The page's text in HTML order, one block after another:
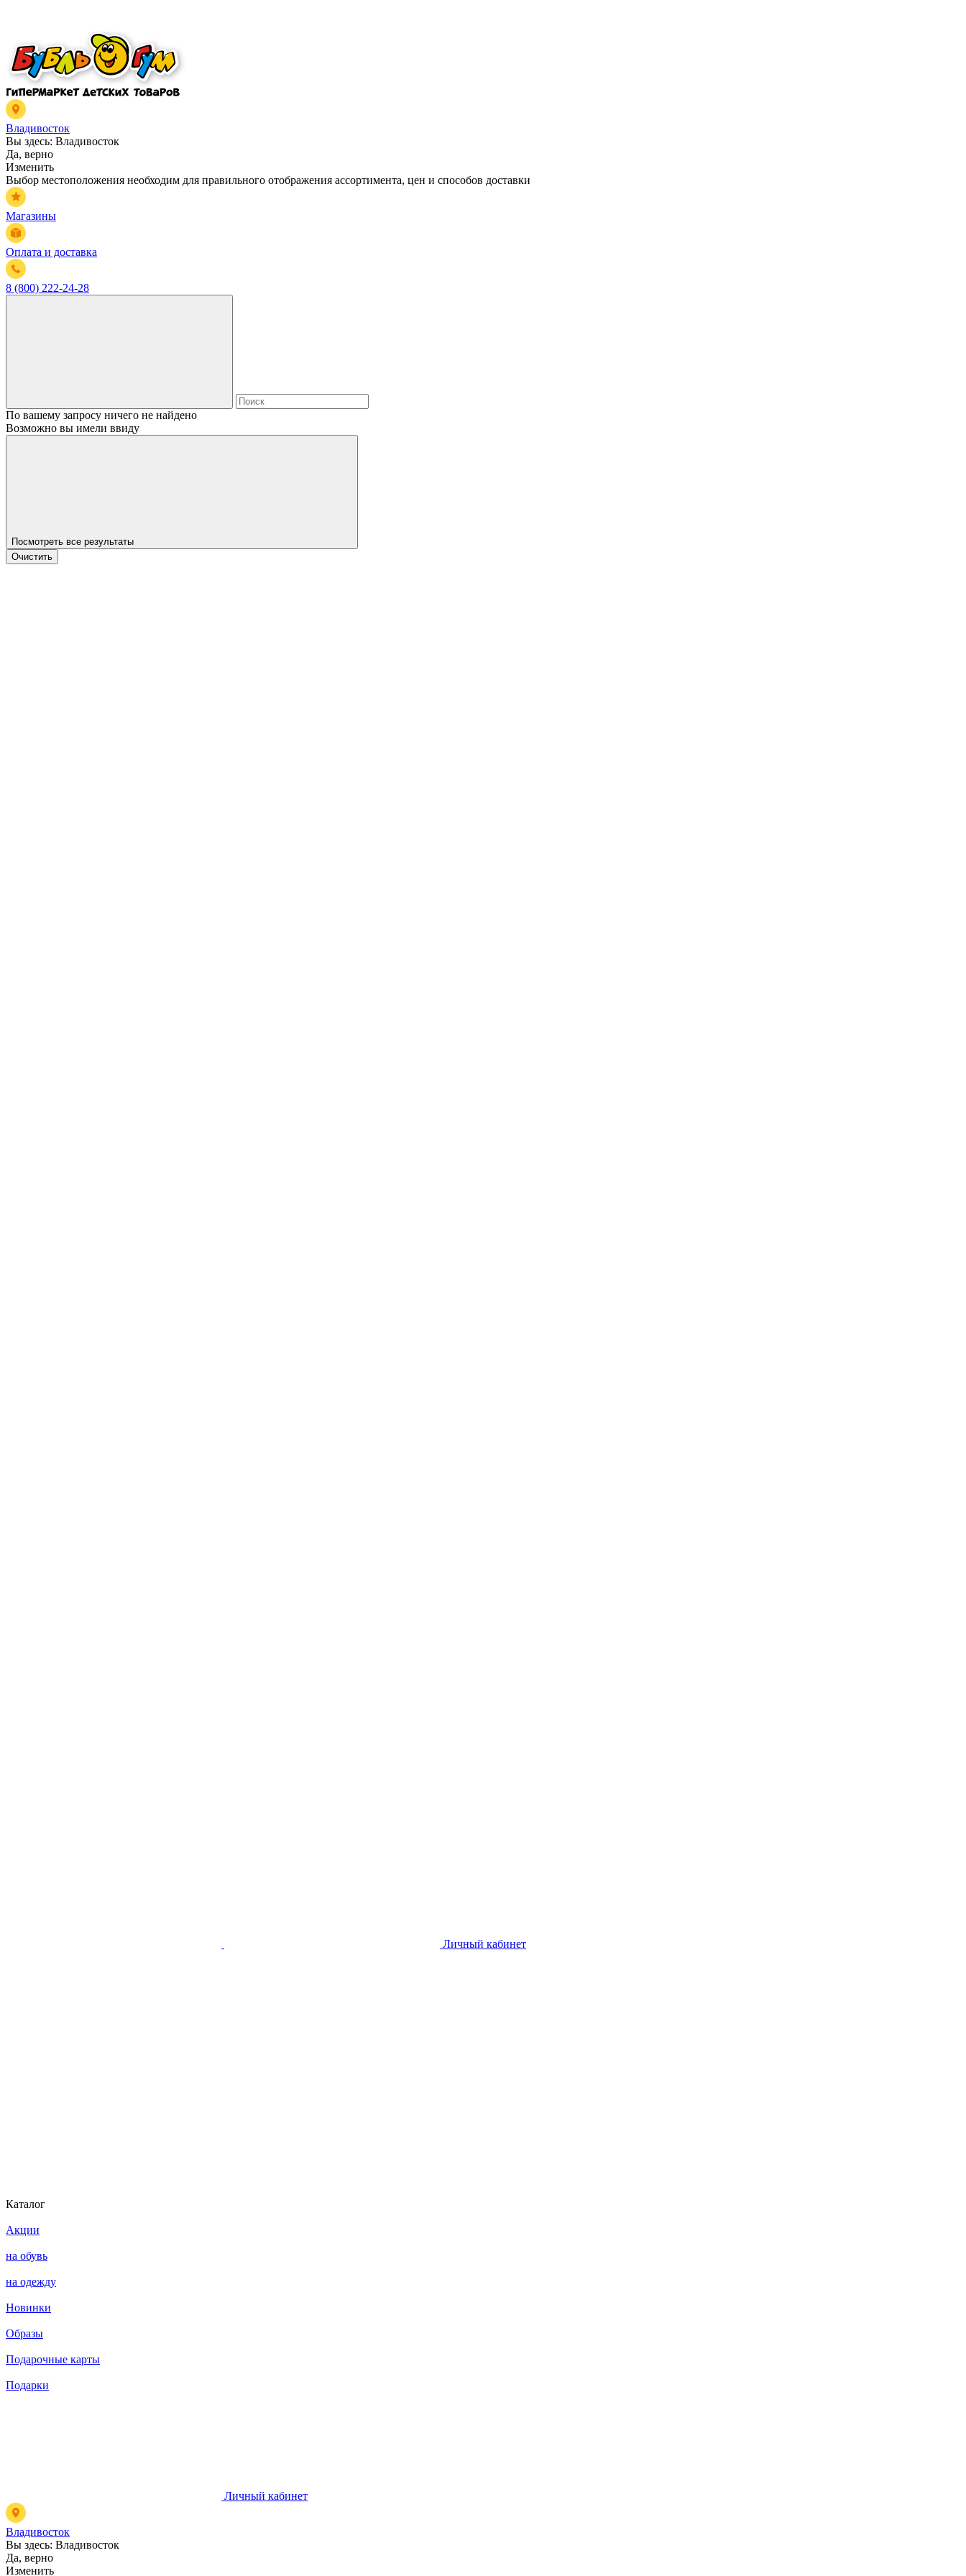
Владивосток
Вы здесь: Владивосток
Да, верно
Изменить
Выбор местоположения необходим для правильного отображения ассортимента, цен и способов доставки
Магазины
Оплата и доставка
8 (800) 222-24-28
По вашему запросу ничего не найдено
Возможно вы имели ввиду
Посмотреть все результаты
Очистить
Личный кабинет
Каталог
Акции
на обувь
на одежду
Новинки
Образы
Подарочные карты
Подарки
Личный кабинет
Владивосток
Вы здесь: Владивосток
Да, верно
Изменить